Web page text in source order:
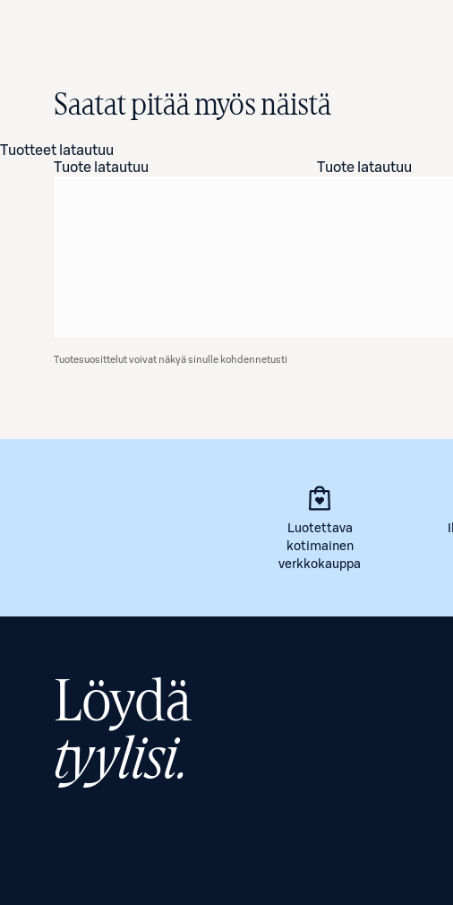
Saatat pitää myös näistä
Tuotteet latautuu
Tuote latautuu
Tuote latautuu
Tuotesuosittelut voivat näkyä sinulle kohdennetusti
Luotettava
kotimainen
verkkokauppa
Löydä
tyylisi.